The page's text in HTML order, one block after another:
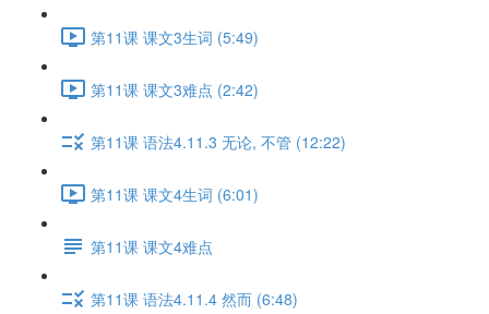
第11课 课文3生词 (5:49)
第11课 课文3难点 (2:42)
第11课 语法4.11.3 无论, 不管 (12:22)
第11课 课文4生词 (6:01)
第11课 课文4难点
第11课 语法4.11.4 然而 (6:48)